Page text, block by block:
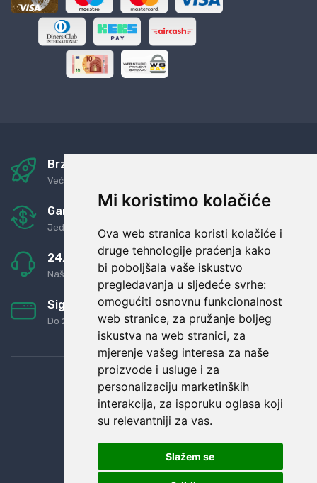
Mi koristimo kolačiće
Ova web stranica koristi kolačiće i
druge tehnologije praćenja kako
bi poboljšala vaše iskustvo
pregledavanja u sljedeće svrhe:
omogućiti osnovnu funkcionalnost
web stranice, za pružanje boljeg
iskustva na web stranici, za
mjerenje vašeg interesa za naše
proizvode i usluge i za
personalizaciju marketinških
interakcija, za isporuku oglasa koji
su relevantniji za vas.
Slažem se
Brza i sigurna dostava
Već za nekoliko dana kod vas
Garancija u povrat novaca
Jednostavno pravilo: Roba za novac
24/7 odlična podrška
Naši agenti uvijek na raspolaganju
Sigurno obročno plaćanje
Do 24 rata bez kamata